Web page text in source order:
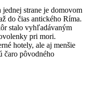
strane je domovom
do čias antického Ríma.
stalo vyhľadávaným
pri mori.
hotely, ale aj menšie
čaro pôvodného